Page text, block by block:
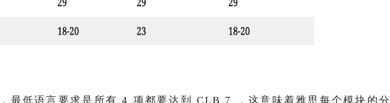
最低语言要求是所有 4 项都要达到 CLB 7 ，这意味着雅思每个模块的分